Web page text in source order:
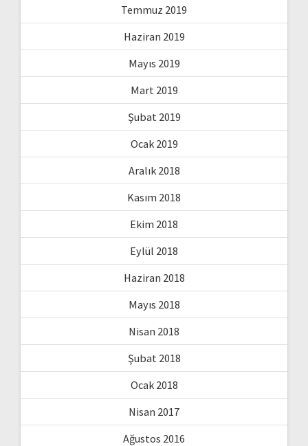
Temmuz 2019
Haziran 2019
Mayıs 2019
Mart 2019
Şubat 2019
Ocak 2019
Aralık 2018
Kasım 2018
Ekim 2018
Eylül 2018
Haziran 2018
Mayıs 2018
Nisan 2018
Şubat 2018
Ocak 2018
Nisan 2017
Ağustos 2016